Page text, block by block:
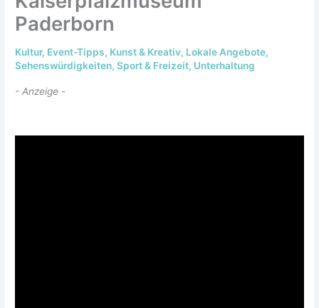
Paderborn
Kultur, Event-Tipps, Kunst & Kreativ, Lokale Angebote,
Sehenswürdigkeiten,Sport & Freizeit, Unterhaltung
- Anzeige -